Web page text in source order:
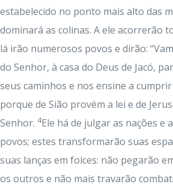
estabelecido no ponto mais alto das
dominará as colinas. A ele acorrerão
lá irão numerosos povos e dirão:
do Senhor, à casa do Deus de Jacó,
seus caminhos e nos ensine a
porque de Sião provém a lei e de
Senhor. 4Ele há de julgar as nações e
povos; estes transformarão suas
suas lanças em foices: não pegarão
os outros e não mais travarão